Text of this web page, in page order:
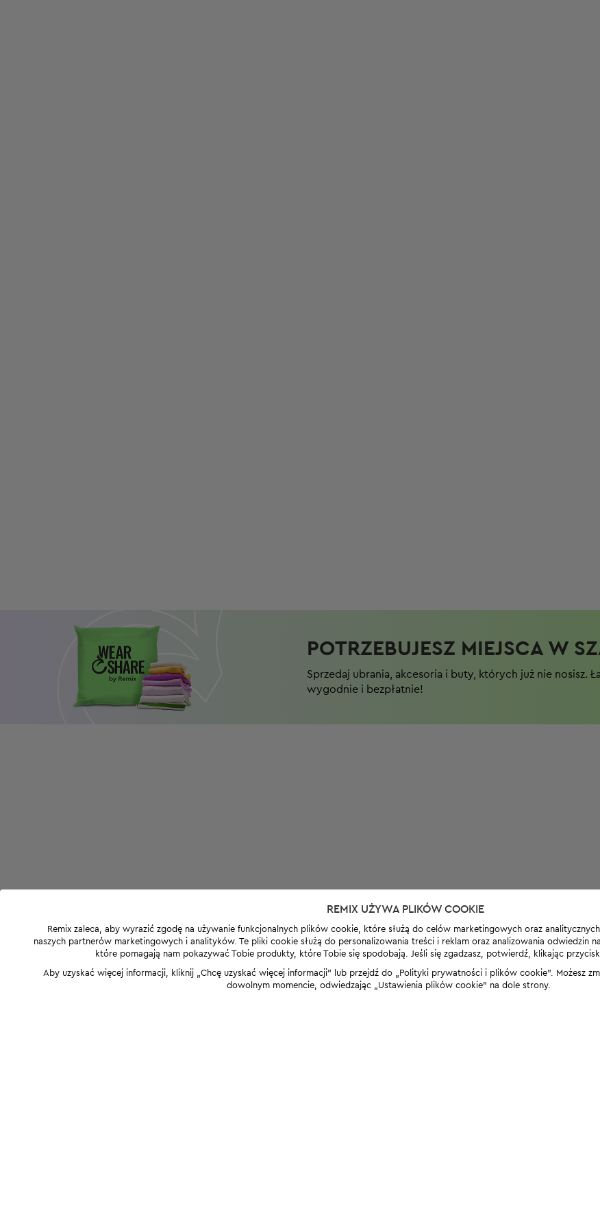
POTRZEBUJESZ MIEJSCA W
Sprzedaj ubrania, akcesoria i buty, których już nie nosisz.
wygodnie i bezpłatnie!
REMIX UŻYWA PLIKÓW COOKIE
Remix zaleca, aby wyrazić zgodę na używanie funkcjonalnych plików cookie, które służą do celów marketingowych oraz
naszych partnerów marketingowych i analityków. Te pliki cookie służą do personalizowania treści i reklam oraz analizowania odwiedzin
które pomagają nam pokazywać Tobie produkty, które Tobie się spodobają. Jeśli się zgadzasz, potwierdź, klikając przycisk
Aby uzyskać więcej informacji, kliknij „Chcę uzyskać więcej informacji” lub przejdź do „Polityki prywatności i plików cookie”. Możesz
dowolnym momencie, odwiedzając „Ustawienia plików cookie” na dole strony.